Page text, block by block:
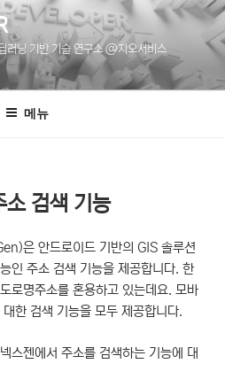
닝 기반 기술 연구소 @지오서비스
메뉴
소 검색 기능
은 안드로이드 기반의 GIS 솔루션
인 주소 검색 기능을 제공합니다. 한
로명주소를 혼용하고 있는데요. 모바
한 검색 기능을 모두 제공합니다.
스젠에서 주소를 검색하는 기능에 대